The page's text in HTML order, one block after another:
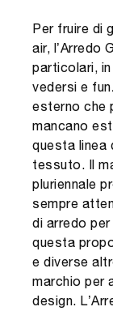
Per fruire di
air, l’Arredo
particolari,
vedersi e
esterno che
mancano
questa linea
tessuto. Il
pluriennale
sempre
di arredo
questa
e diverse
marchio per
design.